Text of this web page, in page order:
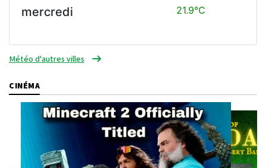
mercredi 21.9°C
Météo d'autres villes
CINÉMA